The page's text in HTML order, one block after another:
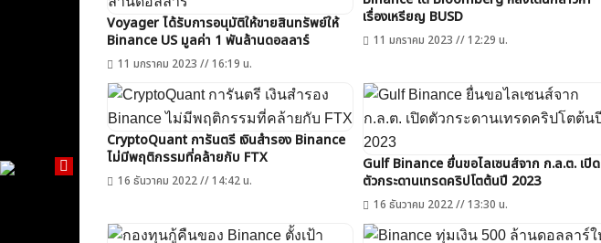
ค้นหา
สำหรับ:
Voyager ได้รับการอนุมัติให้ขายสินทรัพย์ให้
Binance US มูลค่า 1 พันล้านดอลลาร์
11 มกราคม 2023 // 16:19 น.
เรื่องเหรียญ BUSD
11 มกราคม 2023 // 12:29 น.
CryptoQuant การันตรี เงินสำรอง Binance
ไม่มีพฤติกรรมที่คล้ายกับ FTX
16 ธันวาคม 2022 // 14:42 น.
Gulf Binance ยื่นขอไลเซนส์จาก ก.ล.ต. เปิด
ตัวกระดานเทรดคริปโตต้นปี 2023
16 ธันวาคม 2022 // 13:30 น.